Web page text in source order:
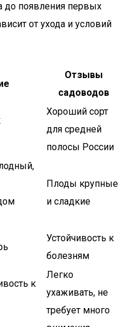
до появления первых
от ухода и условий
Отзывы
садоводов
Хороший сорт
для средней
полосы России
Плоды крупные
и сладкие
Устойчивость к
болезням
к
Легко
ухаживать, не
требует много